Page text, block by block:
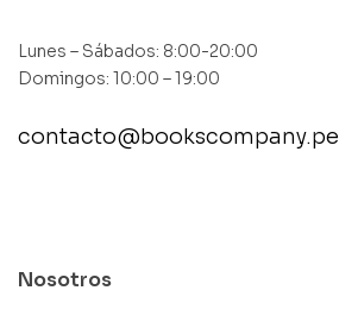
Lunes – Sábados: 8:00-20:00
Domingos: 10:00 – 19:00
contacto@bookscompany.pe
Nosotros